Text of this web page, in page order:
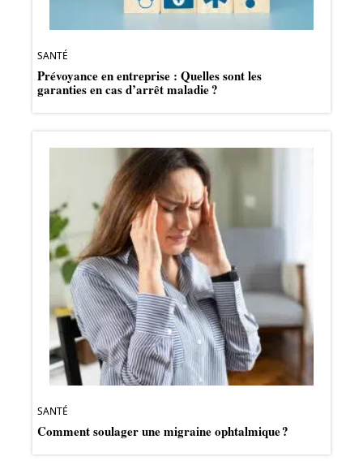
SANTÉ
Prévoyance en entreprise : Quelles sont les
garanties en cas d’arrêt maladie ?
SANTÉ
Comment soulager une migraine ophtalmique ?